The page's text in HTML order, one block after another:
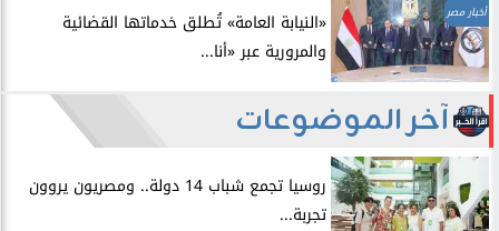
أخبار مصر
​«النيابة العامة» تُطلق خدماتها القضائية
والمرورية عبر «أنا...
آخر الموضوعات
روسيا تجمع شباب 14 دولة.. ومصريون يروون
تجربة...